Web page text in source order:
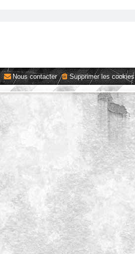
Supprimer les cookies
Nous contacter